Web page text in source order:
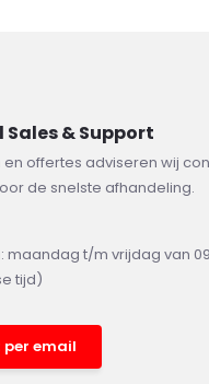
& Support
offertes adviseren wij
de snelste afhandeling.
maandag t/m vrijdag van
tijd)
email